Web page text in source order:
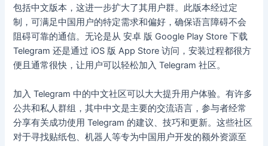
包括中文版本，这进一步扩大了其用户群。此版本经过定
制，可满足中国用户的特定需求和偏好，确保语言障碍不会
阻碍可靠的通信。无论是从 安卓 版 Google Play Store 下载
Telegram 还是通过 iOS 版 App Store 访问，安装过程都很方
便且通常很快，让用户可以轻松加入 Telegram 社区。
加入 Telegram 中的中文社区可以大大提升用户体验。有许多
公共和私人群组，其中中文是主要的交流语言，参与者经常
分享有关成功使用 Telegram 的建议、技巧和更新。这些社区
对于寻找贴纸包、机器人等专为中国用户开发的额外资源至